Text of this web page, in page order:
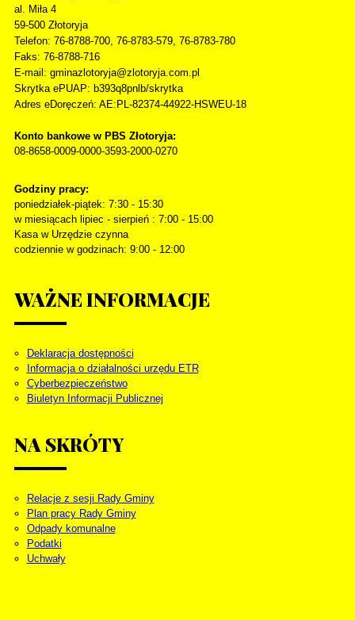
al. Miła 4
59-500 Złotoryja
Telefon: 76-8788-700, 76-8783-579, 76-8783-780
Faks: 76-8788-716
E-mail: gminazlotoryja@zlotoryja.com.pl
Skrytka ePUAP: b393q8pnlb/skrytka
Adres eDoręczeń: AE:PL-82374-44922-HSWEU-18
Konto bankowe w PBS Złotoryja:
08-8658-0009-0000-3593-2000-0270
Godziny pracy:
poniedziałek-piątek: 7:30 - 15:30
w miesiącach lipiec - sierpień : 7:00 - 15:00
Kasa w Urzędzie czynna
codziennie w godzinach: 9:00 - 12:00
WAŻNEINFORMACJE
Deklaracja dostępności
Informacja o działalności urzędu ETR
Cyberbezpieczeństwo
Biuletyn Informacji Publicznej
NA SKRÓTY
Relacje z sesji Rady Gminy
Plan pracy Rady Gminy
Odpady komunalne
Podatki
Uchwały